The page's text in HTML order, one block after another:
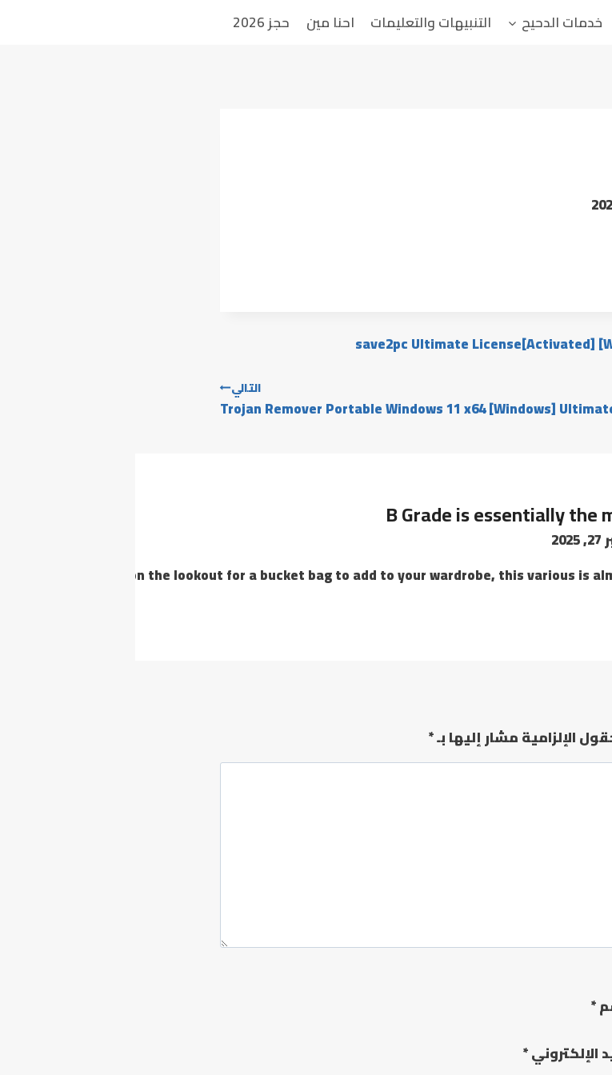
خدمات الدحيح التنبيهات والتعليمات احنا مين حجز 2026
save2pc Ultimate License[Activated]
التالي
Trojan Remover Portable Windows 11 x64 [Windows]
B Grade is essentially the
If you’ve been on the lookout for a bucket bag to add to your wardrobe, this various is
الإلزامية مشار إليها بـ*
*
الإلكتروني*